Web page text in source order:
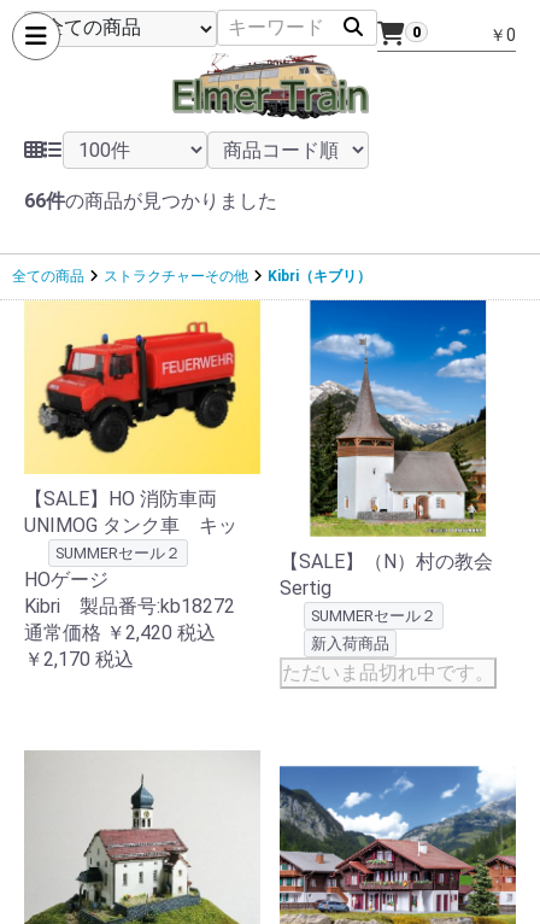
0 ￥0
66件の商品が見つかりました
全ての商品 ストラクチャーその他 Kibri（キブリ）
【SALE】HO 消防車両
UNIMOG タンク車 キッ
SUMMERセール２
HOゲージ
Kibri 製品番号:kb18272
通常価格 ￥2,420 税込
￥2,170 税込
【SALE】（N）村の教会
Sertig
SUMMERセール２
新入荷商品
ただいま品切れ中です。